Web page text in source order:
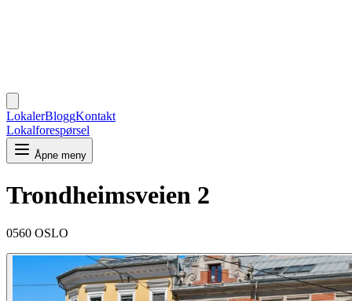
LokalerBloggKontakt
Lokalforespørsel
Åpne meny
Trondheimsveien 2
0560 OSLO